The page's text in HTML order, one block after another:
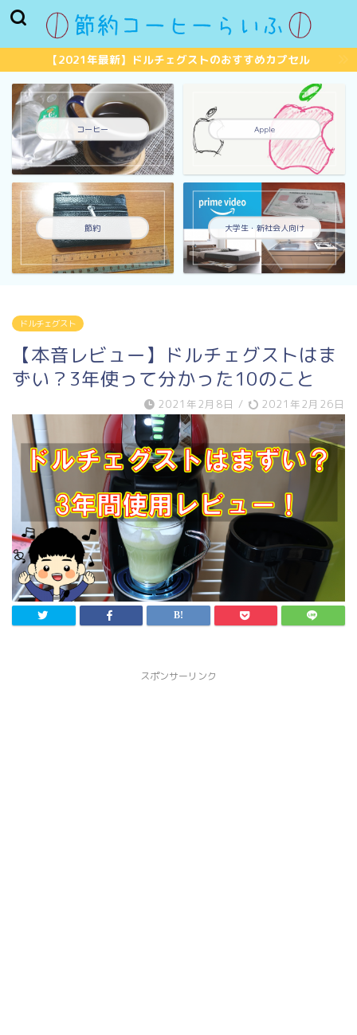
【2021年最新】ドルチェグストのおすすめカプセル
コーヒー Apple
節約 大学生・新社会人向け
ドルチェグスト
【本音レビュー】ドルチェグストはま
ずい？3年使って分かった10のこと
2021年2月8日 / 2021年2月26日
スポンサーリンク